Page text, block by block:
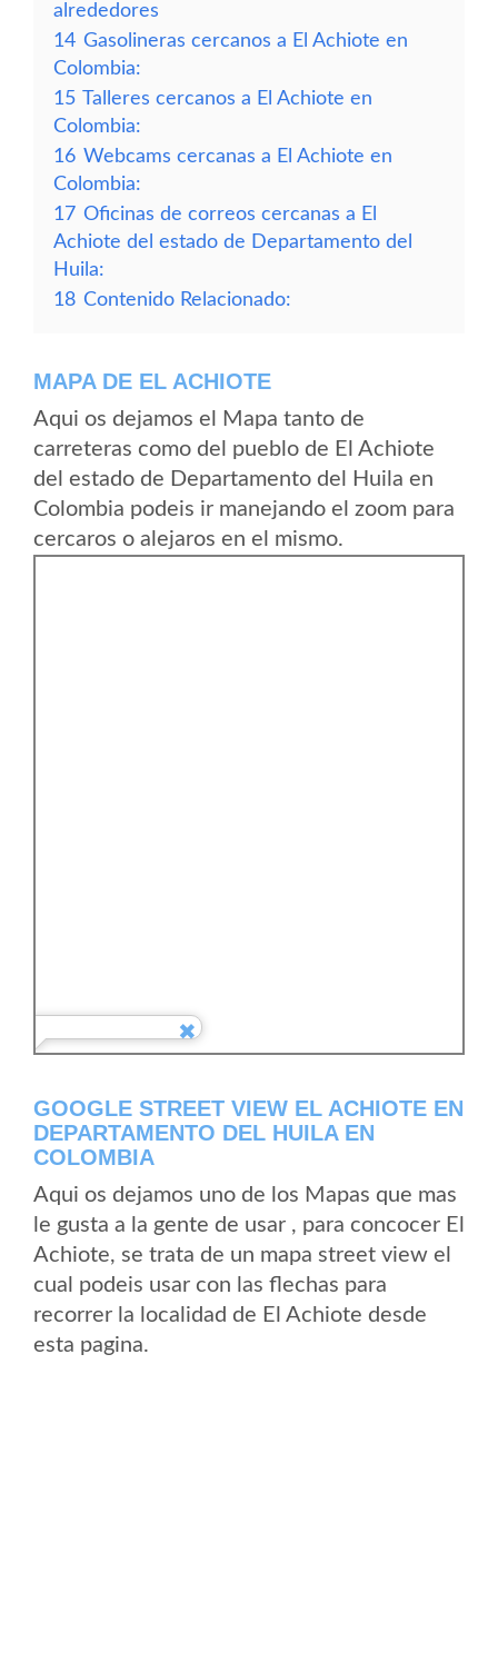
alrededores
14 Gasolineras cercanos a El Achiote en
Colombia:
15 Talleres cercanos a El Achiote en
Colombia:
16 Webcams cercanas a El Achiote en
Colombia:
17 Oficinas de correos cercanas a El
Achiote del estado de Departamento del
Huila:
18 Contenido Relacionado:
MAPA DE EL ACHIOTE
Aqui os dejamos el Mapa tanto de
carreteras como del pueblo de El Achiote
del estado de Departamento del Huila en
Colombia podeis ir manejando el zoom para
cercaros o alejaros en el mismo.
GOOGLE STREET VIEW EL ACHIOTE EN
DEPARTAMENTO DEL HUILA EN
COLOMBIA
Aqui os dejamos uno de los Mapas que mas
le gusta a la gente de usar , para concocer El
Achiote, se trata de un mapa street view el
cual podeis usar con las flechas para
recorrer la localidad de El Achiote desde
esta pagina.